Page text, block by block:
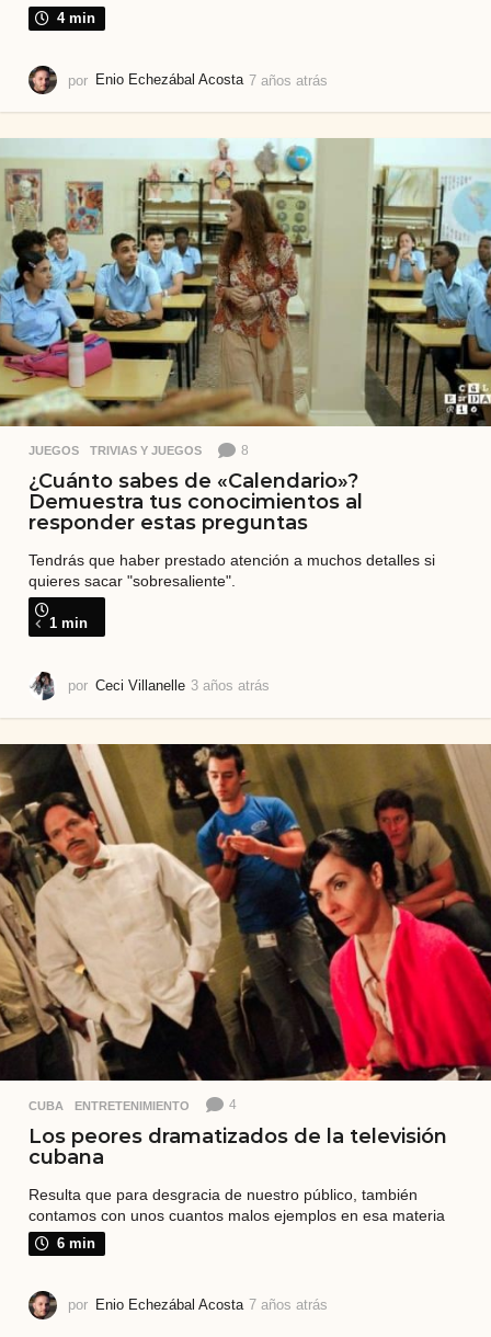
4 min
por Enio Echezábal Acosta 7 años atrás
o
JUEGOS ,TRIVIAS Y JUEGOS 8
¿Cuánto sabes de «Calendario»?
Demuestra tus conocimientos al
responder estas preguntas
Tendrás que haber prestado atención a muchos detalles si
quieres sacar "sobresaliente".
1 min
por Ceci Villanelle 3 años atrás
o
s
t
á
s
CUBA ,ENTRETENIMIENTO 4
Los peores dramatizados de la televisión
cubana
Resulta que para desgracia de nuestro público, también
contamos con unos cuantos malos ejemplos en esa materia
6 min
por Enio Echezábal Acosta 7 años atrás